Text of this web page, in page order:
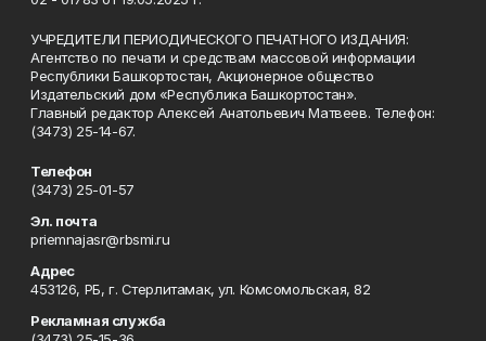
УЧРЕДИТЕЛИ ПЕРИОДИЧЕСКОГО ПЕЧАТНОГО ИЗДАНИЯ:
Агентство по печати и средствам массовой информации
Республики Башкортостан, Акционерное общество
Издательский дом «Республика Башкортостан».
Главный редактор Алексей Анатольевич Матвеев. Телефон:
(3473) 25-14-67.
Телефон
(3473) 25-01-57
Эл. почта
priemnajasr@rbsmi.ru
Адрес
453126, РБ, г. Стерлитамак, ул. Комсомольская, 82
Рекламная служба